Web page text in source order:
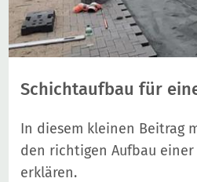
Schichtaufbau für
In diesem kleinen Beitrag
den richtigen Aufbau
erklären.